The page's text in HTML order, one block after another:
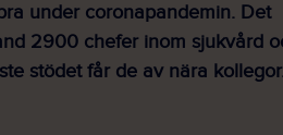
under coronapandemin. Det
2900 chefer inom sjukvård
stödet får de av nära